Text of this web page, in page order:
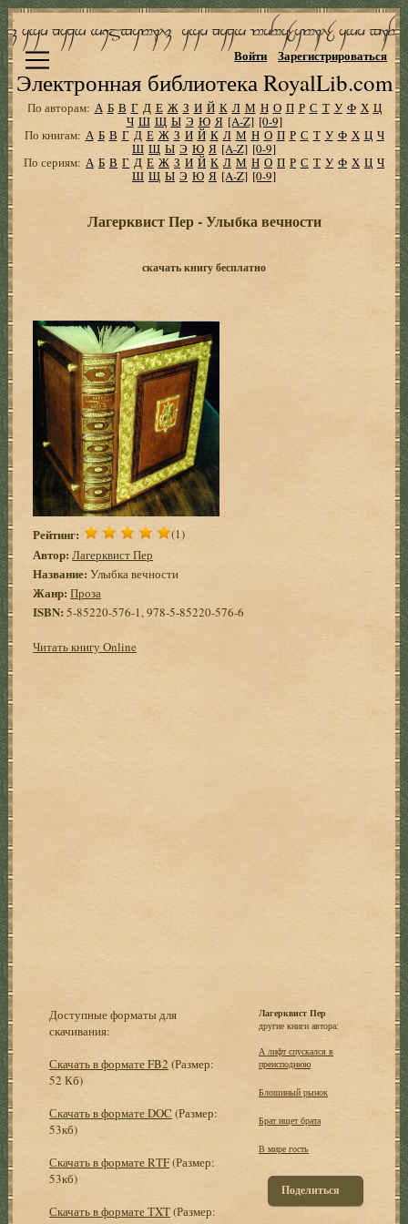
Электронная библиотека RoyalLib.com
Войти Зарегистрироваться
По авторам: А Б В Г Д Е Ж З И Й К Л М Н О П Р С Т У Ф Х Ц
Ч Ш Щ Ы Э Ю Я [A-Z] [0-9]
По книгам: А Б В Г Д Е Ж З И Й К Л М Н О П Р С Т У Ф Х Ц Ч
Ш Щ Ы Э Ю Я [A-Z] [0-9]
По сериям: А Б В Г Д Е Ж З И Й К Л М Н О П Р С Т У Ф Х Ц Ч
Ш Щ Ы Э Ю Я [A-Z] [0-9]
Лагерквист Пер - Улыбка вечности
скачать книгу бесплатно
Рейтинг: (1)
Автор: Лагерквист Пер
Название: Улыбка вечности
Жанр: Проза
ISBN: 5-85220-576-1, 978-5-85220-576-6
Читать книгу Online
Доступные форматы для
скачивания:
Скачать в формате FB2 (Размер:
52 Кб)
Скачать в формате DOC (Размер:
53кб)
Скачать в формате RTF(Размер:
53кб)
Скачать в формате TXT(Размер:
Лагерквист Пер
другие книги автора:
А лифт спускался в
преисподнюю
Блошиный рынок
Брат ищет брата
В мире гость
Поделиться